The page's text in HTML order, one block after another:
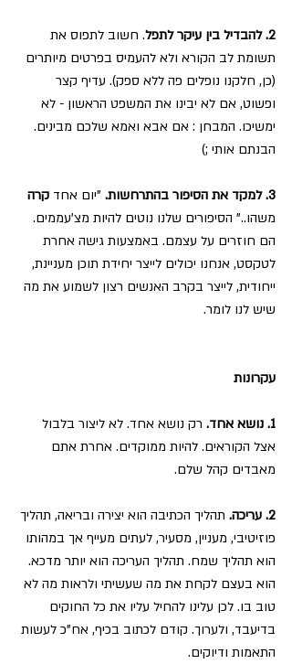
2. להבדיל בין עיקר לתפל
. חשוב לתפוס את
תשומת לב הקורא ולא להעמיס בפרטים מיותרים
(כן, חלקנו נופלים פה ללא ספק). עדיף קצר
ופשוט, אם לא יבינו את המשפט הראשון - לא
ימשיכו. המבחן : אם אבא ואמא שלכם מבינים.
הבנתם אותי ;)
3. למקד את הסיפור בהתרחשות. "יום אחד קרה
משהו.." הסיפורים שלנו נוטים להיות מצ'עממים.
הם חוזרים על עצמם. באמצעות גישה אחרת
לטקסט, אנחנו יכולים לייצר יחידת תוכן מעניינת,
ייחודית, לייצר בקרב האנשים רצון לשמוע את מה
שיש לנו לומר.
עקרונות
1. נושא אחד.
רק נושא אחד. לא ליצור בלבול
אצל הקוראים. להיות ממוקדים. אחרת אתם
מאבדים קהל שלם.
2. עריכה.
תהליך הכתיבה הוא יצירה ובריאה, תהליך
פוזיטיבי, מעניין, מסעיר, לעתים מעייף אך במהותו
הוא תהליך שמח. תהליך העריכה הוא יותר מדכא.
הוא בעצם לקחת את מה שעשיתי ולראות מה לא
טוב בו. לכן עלינו להחיל עליו את כל החוקים
בדיעבד, ולערוך. קודם לכתוב בכיף, אח"כ לעשות
התאמות ודיוקים.